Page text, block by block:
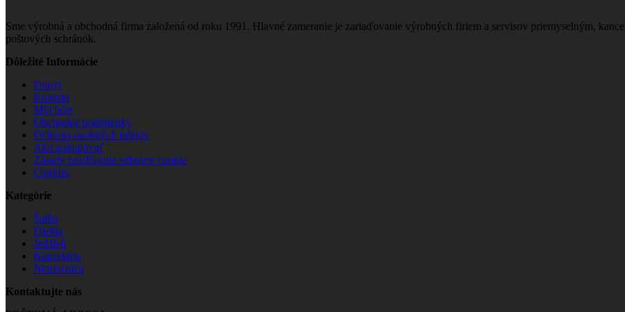
Sme výrobná a obchodná firma založená od roku 1991. Hlavné zameranie je zariaďovanie výrobných firiem a servisov priemyselným,
poštových schránok.
Dôležité Informácie
Dopyt
Kontakt
Môj účet
Obchodné podmienky
Ochrana osobných údajov
Ako nakupovať
Zásady používania súborov cookie
Cookies
Kategórie
Šatňa
Dielňa
Jedáleň
Kancelária
Nemocnica
Kontaktujte nás